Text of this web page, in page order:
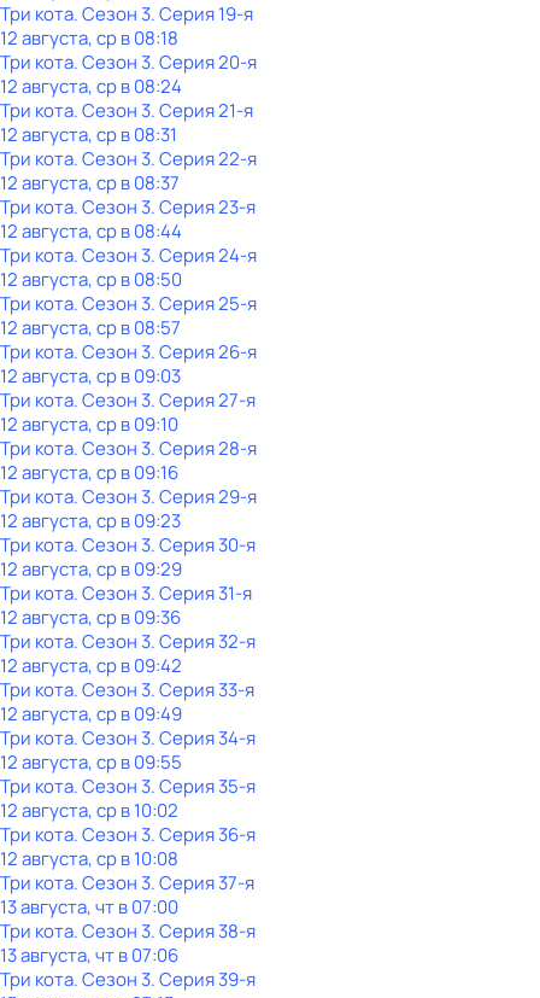
Три кота. Сезон 3. Серия 19-я
12 августа, ср в 08:18
Три кота. Сезон 3. Серия 20-я
12 августа, ср в 08:24
Три кота. Сезон 3. Серия 21-я
12 августа, ср в 08:31
Три кота. Сезон 3. Серия 22-я
12 августа, ср в 08:37
Три кота. Сезон 3. Серия 23-я
12 августа, ср в 08:44
Три кота. Сезон 3. Серия 24-я
12 августа, ср в 08:50
Три кота. Сезон 3. Серия 25-я
12 августа, ср в 08:57
Три кота. Сезон 3. Серия 26-я
12 августа, ср в 09:03
Три кота. Сезон 3. Серия 27-я
12 августа, ср в 09:10
Три кота. Сезон 3. Серия 28-я
12 августа, ср в 09:16
Три кота. Сезон 3. Серия 29-я
12 августа, ср в 09:23
Три кота. Сезон 3. Серия 30-я
12 августа, ср в 09:29
Три кота. Сезон 3. Серия 31-я
12 августа, ср в 09:36
Три кота. Сезон 3. Серия 32-я
12 августа, ср в 09:42
Три кота. Сезон 3. Серия 33-я
12 августа, ср в 09:49
Три кота. Сезон 3. Серия 34-я
12 августа, ср в 09:55
Три кота. Сезон 3. Серия 35-я
12 августа, ср в 10:02
Три кота. Сезон 3. Серия 36-я
12 августа, ср в 10:08
Три кота. Сезон 3. Серия 37-я
13 августа, чт в 07:00
Три кота. Сезон 3. Серия 38-я
13 августа, чт в 07:06
Три кота. Сезон 3. Серия 39-я